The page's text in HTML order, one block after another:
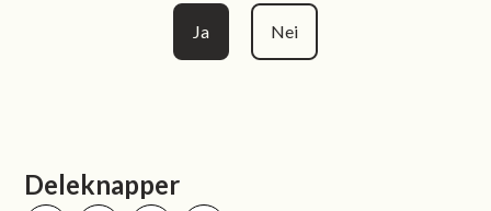
Ja Nei
Deleknapper